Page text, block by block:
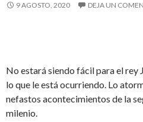
9 AGOSTO, 2020 DEJA UN
No estará siendo fácil para el rey
lo que le está ocurriendo. Lo
nefastos acontecimientos de la
milenio.